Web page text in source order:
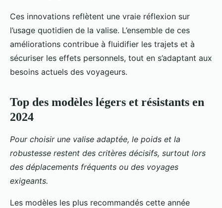
Ces innovations reflètent une vraie réflexion sur
l’usage quotidien de la valise. L’ensemble de ces
améliorations contribue à fluidifier les trajets et à
sécuriser les effets personnels, tout en s’adaptant aux
besoins actuels des voyageurs.
Top des modèles légers et résistants en
2024
Pour choisir une valise adaptée, le poids et la
robustesse restent des critères décisifs, surtout lors
des déplacements fréquents ou des voyages
exigeants.
Les modèles les plus recommandés cette année